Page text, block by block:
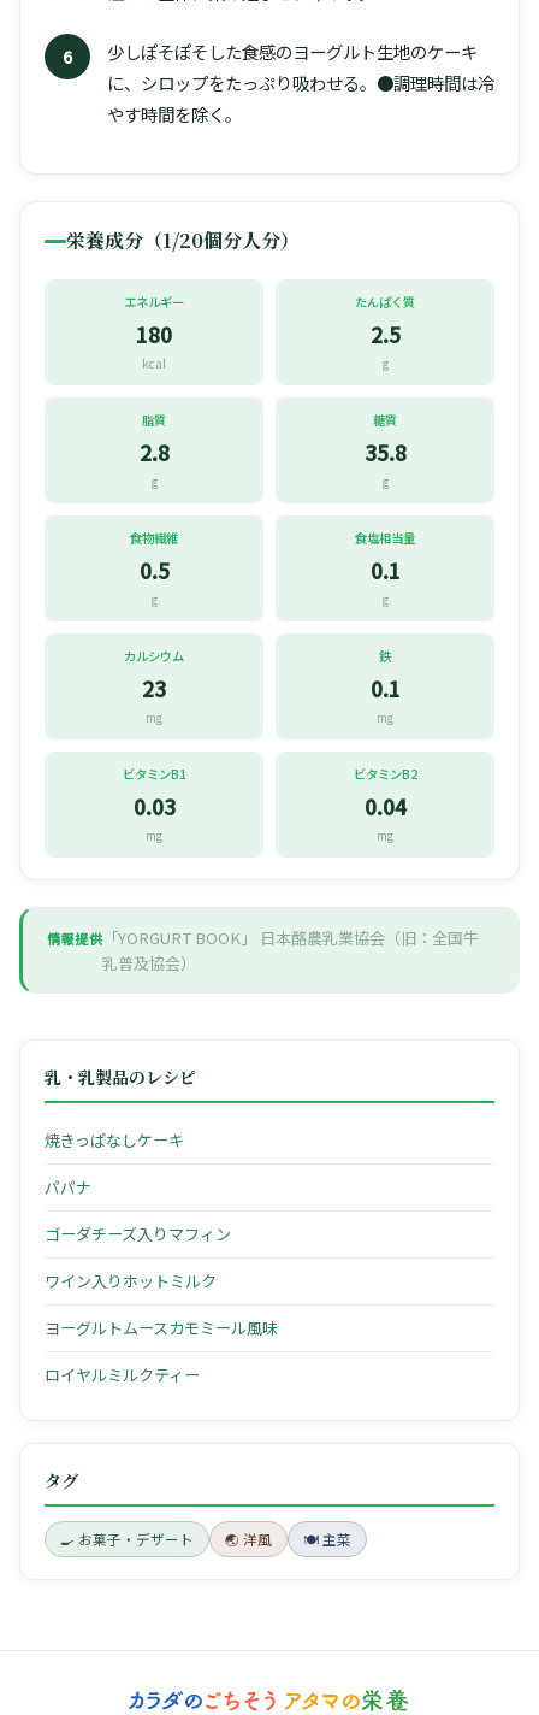
6
少しぽそぽそした食感のヨーグルト生地のケーキ
に、シロップをたっぷり吸わせる。●調理時間は冷
やす時間を除く。
栄養成分（1/20個分人分）
エネルギー
180
kcal
たんぱく質
2.5
g
脂質
2.8
g
糖質
35.8
g
食物繊維
0.5
g
食塩相当量
0.1
g
カルシウム
23
mg
鉄
0.1
mg
ビタミンB1
0.03
mg
ビタミンB2
0.04
mg
情報提供 「YORGURT BOOK」
日本酪農乳業協会（旧：全国牛
乳普及協会）
乳・乳製品のレシピ
焼きっぱなしケーキ
パパナ
ゴーダチーズ入りマフィン
ワイン入りホットミルク
ヨーグルトムースカモミール風味
ロイヤルミルクティー
タグ
🍳 お菓子・デザート 🌏 洋風 🍽 主菜